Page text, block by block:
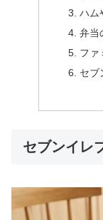
ハム
弁当
ファ
セブ
セブンイレ